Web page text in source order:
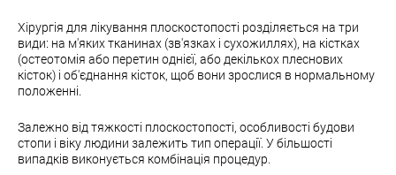
Хірургія для лікування плоскостопості розділяється на три
види: на м'яких тканинах (зв'язках і сухожиллях), на кістках
(остеотомія або перетин однієї, або декількох плеснових
кісток) і об'єднання кісток, щоб вони зрослися в нормальному
положенні.
Залежно від тяжкості плоскостопості, особливості будови
стопи і віку людини залежить тип операції. У більшості
випадків виконується комбінація процедур.